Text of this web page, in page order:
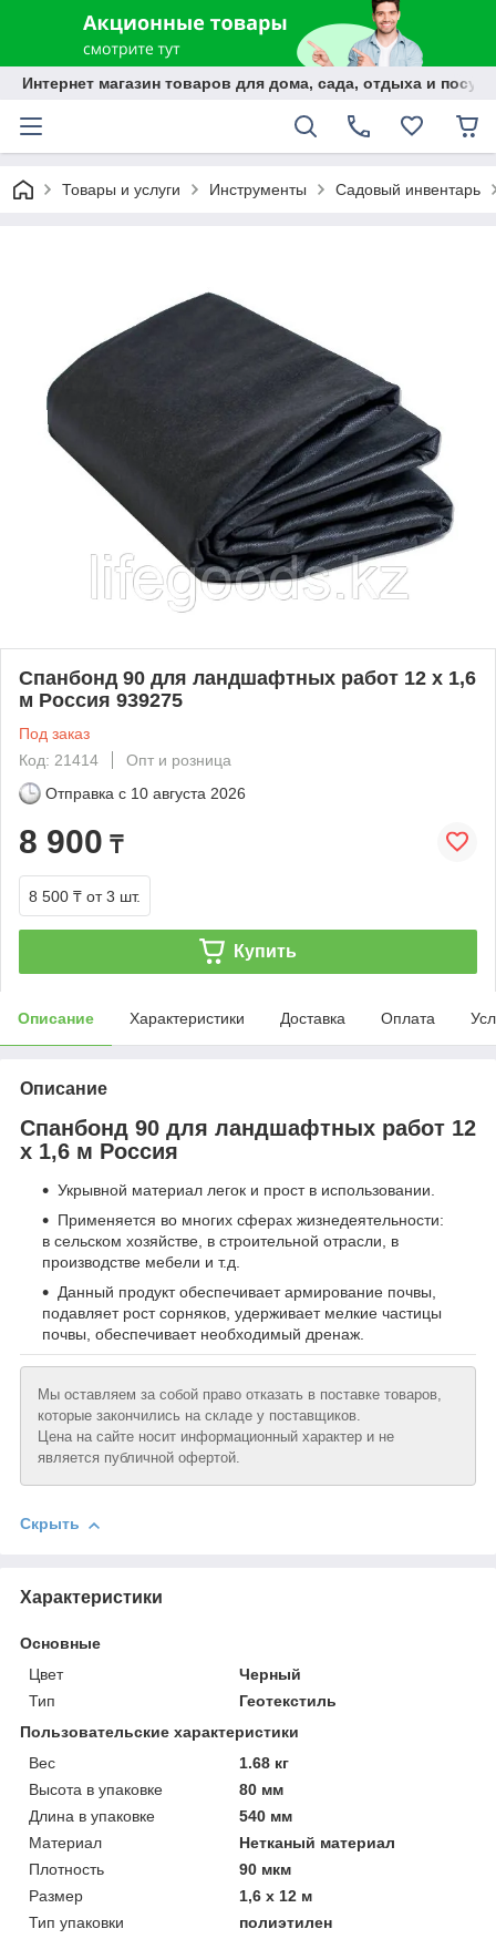
Интернет магазин товаров для дома, сада, отдыха и
Товары и услуги Инструменты Садовый инвентарь
Спанбонд 90 для ландшафтных работ 12 х 1,6
м Россия 939275
Под заказ
Код: 21414
Опт и розница
Отправка с 10 августа 2026
8 900 ₸
8 500 ₸ от 3 шт.
Купить
Описание Характеристики Доставка Оплата
Описание
Спанбонд 90 для ландшафтных работ 12
х 1,6 м Россия
Укрывной материал легок и прост в использовании.
Применяется во многих сферах жизнедеятельности:
в сельском хозяйстве, в строительной отрасли, в
производстве мебели и т.д.
Данный продукт обеспечивает армирование почвы,
подавляет рост сорняков, удерживает мелкие частицы
почвы, обеспечивает необходимый дренаж.
Мы оставляем за собой право отказать в поставке товаров,
которые закончились на складе у поставщиков.
Цена на сайте носит информационный характер и не
является публичной офертой.
Скрыть
Характеристики
Основные
Цвет
Черный
Тип
Геотекстиль
Пользовательские характеристики
Вeс
1.68 кг
Высотa в упаковке
80 мм
Длинa в упаковке
540 мм
Материал
Нетканый материал
Плотность
90 мкм
Размер
1,6 х 12 м
Тип упаковки
полиэтилен